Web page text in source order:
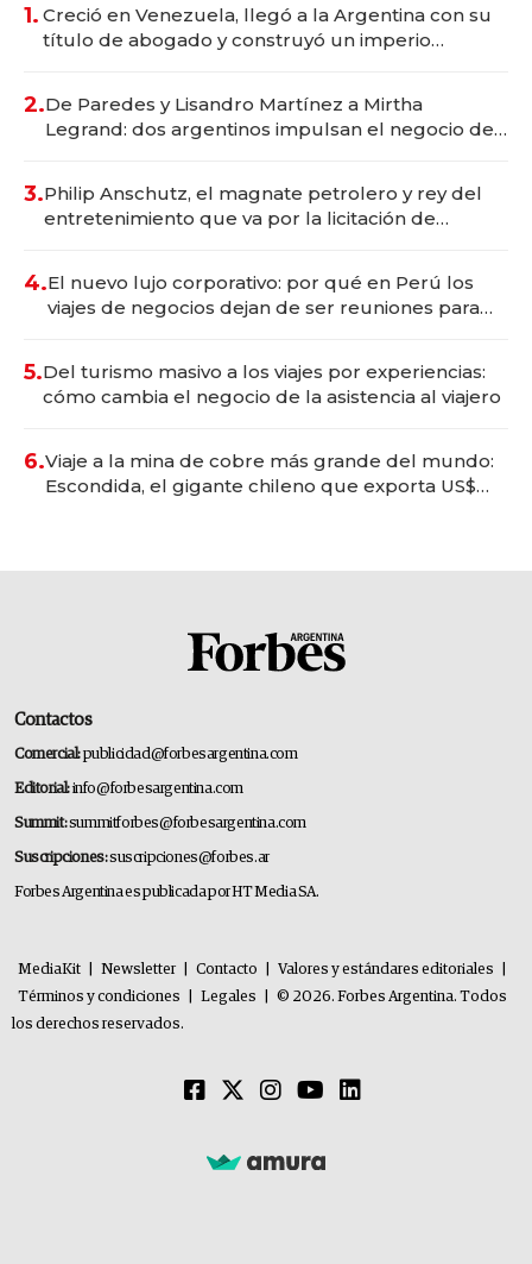
1. Creció en Venezuela, llegó a la Argentina con su
título de abogado y construyó un imperio
2.De Paredes y Lisandro Martínez a Mirtha
Legrand: dos argentinos impulsan el negocio del
3.Philip Anschutz, el magnate petrolero y rey del
entretenimiento que va por la licitación de
4.El nuevo lujo corporativo: por qué en Perú los
viajes de negocios dejan de ser reuniones para
5.Del turismo masivo a los viajes por experiencias:
cómo cambia el negocio de la asistencia al viajero
6.Viaje a la mina de cobre más grande del mundo:
Escondida, el gigante chileno que exporta US$
Contactos
Comercial:publicidad@forbesargentina.com
Editorial:info@forbesargentina.com
Summit:summitforbes@forbesargentina.com
Suscripciones:suscripciones@forbes.ar
Forbes Argentina es publicada por HT Media SA.
MediaKit Newsletter Contacto Valores y estándares editoriales
Términos y condiciones
Legales
© 2026. Forbes Argentina. Todos
los derechos reservados.